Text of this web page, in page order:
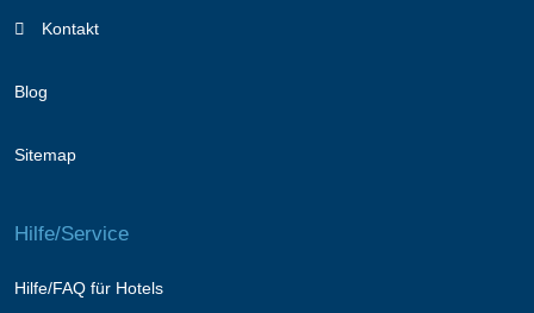
Kontakt
Blog
Sitemap
Hilfe/Service
Hilfe/FAQ für Hotels